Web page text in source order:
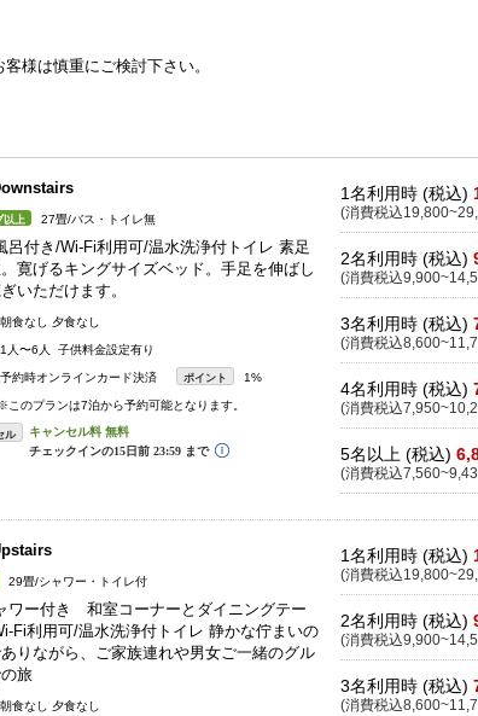
様は慎重にご検討下さい。
以上 27畳/バス・トイレ無
呂付き/Wi-Fi利用可/温水洗浄付トイレ 素足
寛げるキングサイズベッド。手足を伸ばし
いただけます。
朝食なし 夕食なし
1人〜6人 子供料金設定有り
予約時オンラインカード決済 ポイント 1%
このプランは7泊から予約可能となります。
ル
1名利用時 (税込)
(消費税込
2名利用時 (税込)
(消費税込
3名利用時 (税込)
(消費税込
4名利用時 (税込)
(消費税込
5名以上 (税込)
(消費税込
29畳/シャワー・トイレ付
ワー付き 和室コーナーとダイニングテー
Fi利用可/温水洗浄付トイレ 静かな佇まいの
りながら、ご家族連れや男女ご一緒のグル
旅
朝食なし 夕食なし
1名利用時 (税込)
(消費税込
2名利用時 (税込)
(消費税込
3名利用時 (税込)
(消費税込